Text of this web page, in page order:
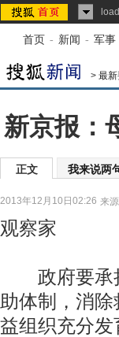
首页 - 新闻 - 军事
> 最新
新京报：
正文 我来说两
2013年12月10日02:26 来源
观察家
政府要承担
助体制，消
益组织充分